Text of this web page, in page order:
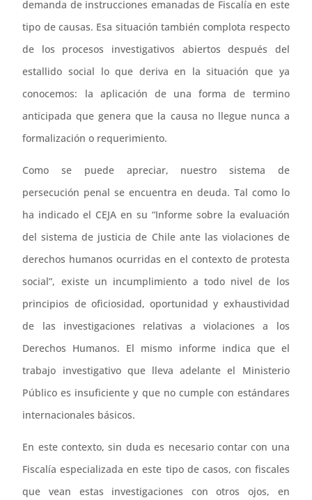
demanda de instrucciones emanadas de Fiscalía en este
tipo de causas. Esa situación también complota respecto
de los procesos investigativos abiertos después del
estallido social lo que deriva en la situación que ya
conocemos: la aplicación de una forma de termino
anticipada que genera que la causa no llegue nunca a
formalización o requerimiento.
Como se puede apreciar, nuestro sistema de
persecución penal se encuentra en deuda. Tal como lo
ha indicado el CEJA en su “Informe sobre la evaluación
del sistema de justicia de Chile ante las violaciones de
derechos humanos ocurridas en el contexto de protesta
social”, existe un incumplimiento a todo nivel de los
principios de oficiosidad, oportunidad y exhaustividad
de las investigaciones relativas a violaciones a los
Derechos Humanos. El mismo informe indica que el
trabajo investigativo que lleva adelante el Ministerio
Público es insuficiente y que no cumple con estándares
internacionales básicos.
En este contexto, sin duda es necesario contar con una
Fiscalía especializada en este tipo de casos, con fiscales
que vean estas investigaciones con otros ojos, en